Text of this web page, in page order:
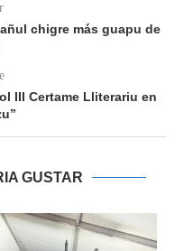
chigre más guapu de
III Certame Lliterariu en
GUSTAR